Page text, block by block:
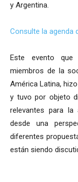
y Argentina.
Consulte la agenda
Este evento
miembros de la
América Latina,
y tuvo por objeto
relevantes para la
desde una
diferentes
están siendo